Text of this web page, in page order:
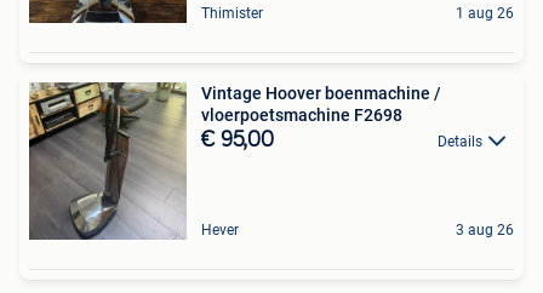
Thimister 1 aug 26
Vintage Hoover boenmachine /
vloerpoetsmachine F2698
€ 95,00 Details
Hever 3 aug 26